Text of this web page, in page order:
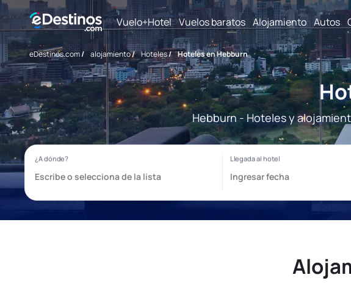
Vuelo+Hotel Vuelos baratos Alojamiento Autos
eDestinos.com/ alojamiento/ Hoteles/ Hoteles en Hebburn
Hebburn - Hoteles y